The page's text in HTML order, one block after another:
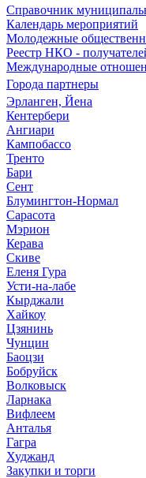
Справочник
Календарь мероприятий
Молодежные
Реестр НКО -
Международные
Города партнеры
Эрланген, Йена
Кентербери
Ангиари
Кампобассо
Тренто
Бари
Сент
Блумингтон-Нормал
Сарасота
Мэрион
Керава
Скиве
Еленя Гура
Усти-на-лабе
Кырджали
Хайкоу
Цзянинь
Чунцин
Баоцзи
Бобруйск
Волковыск
Ларнака
Вифлеем
Анталья
Гагра
Худжанд
Закупки и торги